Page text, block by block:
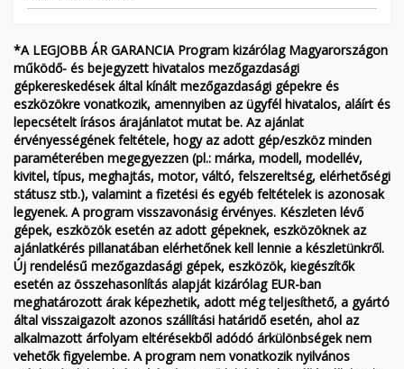
*A LEGJOBB ÁR GARANCIA Program kizárólag Magyarországon
működő- és bejegyzett hivatalos mezőgazdasági
gépkereskedések által kínált mezőgazdasági gépekre és
eszközökre vonatkozik, amennyiben az ügyfél hivatalos, aláírt és
lepecsételt írásos árajánlatot mutat be. Az ajánlat
érvényességének feltétele, hogy az adott gép/eszköz minden
paraméterében megegyezzen (pl.: márka, modell, modellév,
kivitel, típus, meghajtás, motor, váltó, felszereltség, elérhetőségi
státusz stb.), valamint a fizetési és egyéb feltételek is azonosak
legyenek. A program visszavonásig érvényes. Készleten lévő
gépek, eszközök esetén az adott gépeknek, eszközöknek az
ajánlatkérés pillanatában elérhetőnek kell lennie a készletünkről.
Új rendelésű mezőgazdasági gépek, eszközök, kiegészítők
esetén az összehasonlítás alapját kizárólag EUR-ban
meghatározott árak képezhetik, adott még teljesíthető, a gyártó
által visszaigazolt azonos szállítási határidő esetén, ahol az
alkalmazott árfolyam eltérésekből adódó árkülönbségek nem
vehetők figyelembe. A program nem vonatkozik nyilvános